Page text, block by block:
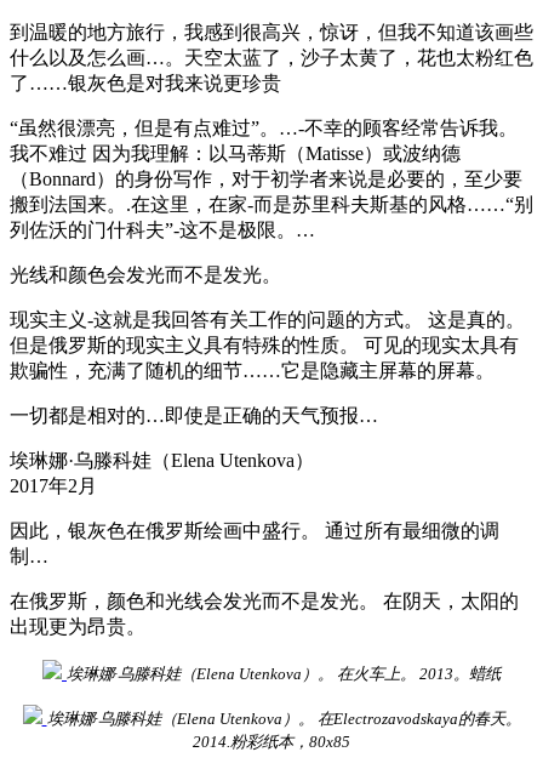
到温暖的地方旅行，我感到很高兴，惊讶，但我不知道该画些
什么以及怎么画…。天空太蓝了，沙子太黄了，花也太粉红色
了……银灰色是对我来说更珍贵
“虽然很漂亮，但是有点难过”。…-不幸的顾客经常告诉我。
我不难过 因为我理解：以马蒂斯（Matisse）或波纳德
（Bonnard）的身份写作，对于初学者来说是必要的，至少要
搬到法国来。.在这里，在家-而是苏里科夫斯基的风格……“别
列佐沃的门什科夫”-这不是极限。…
光线和颜色会发光而不是发光。
现实主义-这就是我回答有关工作的问题的方式。 这是真的。
但是俄罗斯的现实主义具有特殊的性质。 可见的现实太具有
欺骗性，充满了随机的细节……它是隐藏主屏幕的屏幕。
一切都是相对的…即使是正确的天气预报…
埃琳娜·乌滕科娃（Elena Utenkova）
2017年2月
因此，银灰色在俄罗斯绘画中盛行。 通过所有最细微的调
制…
在俄罗斯，颜色和光线会发光而不是发光。 在阴天，太阳的
出现更为昂贵。
埃琳娜·乌滕科娃（Elena Utenkova）。 在火车上。 2013。蜡纸
埃琳娜·乌滕科娃（Elena Utenkova）。 在Electrozavodskaya的春天。
2014.粉彩纸本，80x85